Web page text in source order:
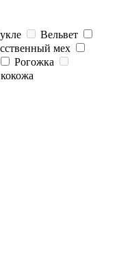
Вельвет
мех
Рогожка